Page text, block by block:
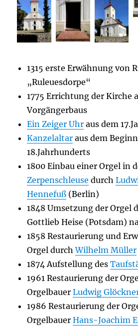
1315 erste Erwähnung von
„Ruleuesdorpe“
1775 Errichtung der Kirche
Vorgängerbaus
Ein Zeiger Uhr aus dem
Kanzelaltar aus dem
18.Jahrhunderts
1800 Einbau einer Orgel in
Zerpenschleuse durch
Hennefuß (Berlin)
1848 Umsetzung der Orgel
Gottlieb Heise (Potsdam)
1858 Restaurierung und
Orgel durchWilhelm Müller
1874 Aufstellung des
1961 Restaurierung der
OrgelbauerLudwig
1986 Restaurierung der
OrgelbauerHans-Joachim